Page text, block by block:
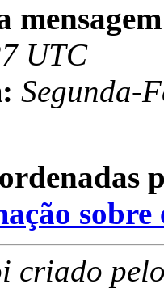
UTC
Segunda-
sobre
criado